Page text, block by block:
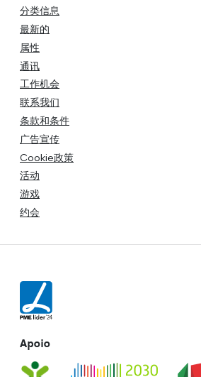
分类信息
最新的
属性
通讯
工作机会
联系我们
条款和条件
广告宣传
Cookie政策
活动
游戏
约会
Apoio